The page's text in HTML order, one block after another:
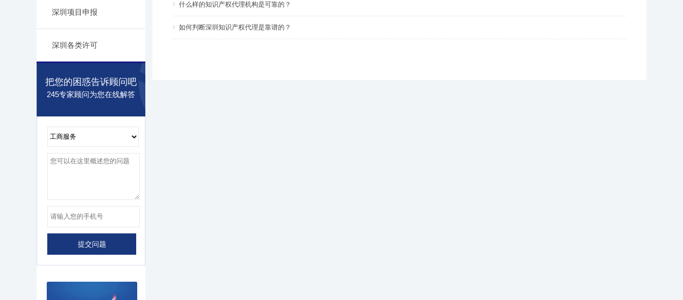
深圳项目申报
深圳各类许可
把您的困惑告诉顾问吧
245专家顾问为您在线解答
什么样的知识产权代理机构是可靠的？
如何判断深圳知识产权代理是靠谱的？